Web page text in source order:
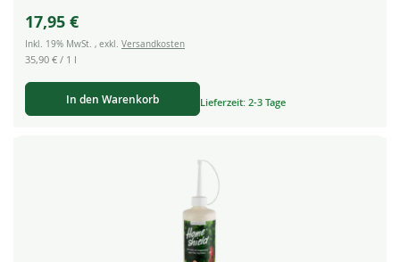
17,95 €
Inkl. 19% MwSt. , exkl. Versandkosten
35,90 € / 1 l
In den Warenkorb Lieferzeit: 2-3 Tage